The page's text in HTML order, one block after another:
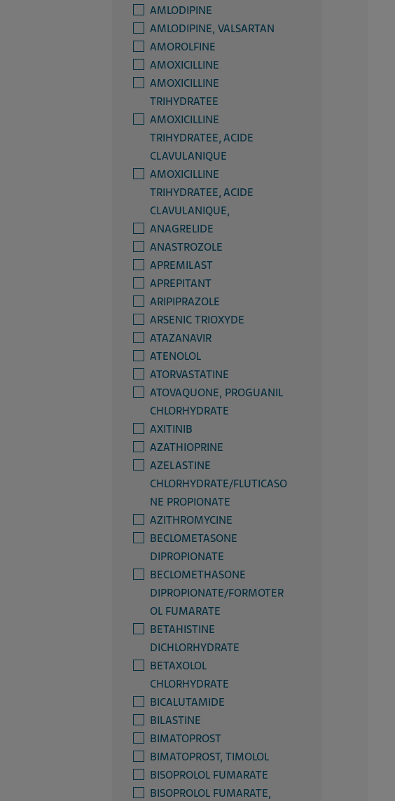
AMLODIPINE
AMLODIPINE, VALSARTAN
AMOROLFINE
AMOXICILLINE
AMOXICILLINE
TRIHYDRATEE
AMOXICILLINE
TRIHYDRATEE, ACIDE
CLAVULANIQUE
AMOXICILLINE
TRIHYDRATEE, ACIDE
CLAVULANIQUE,
ANAGRELIDE
ANASTROZOLE
APREMILAST
APREPITANT
ARIPIPRAZOLE
ARSENIC TRIOXYDE
ATAZANAVIR
ATENOLOL
ATORVASTATINE
ATOVAQUONE, PROGUANIL
CHLORHYDRATE
AXITINIB
AZATHIOPRINE
AZELASTINE
CHLORHYDRATE/FLUTICASO
NE PROPIONATE
AZITHROMYCINE
BECLOMETASONE
DIPROPIONATE
BECLOMETHASONE
DIPROPIONATE/FORMOTER
OL FUMARATE
BETAHISTINE
DICHLORHYDRATE
BETAXOLOL
CHLORHYDRATE
BICALUTAMIDE
BILASTINE
BIMATOPROST
BIMATOPROST, TIMOLOL
BISOPROLOL FUMARATE
BISOPROLOL FUMARATE,